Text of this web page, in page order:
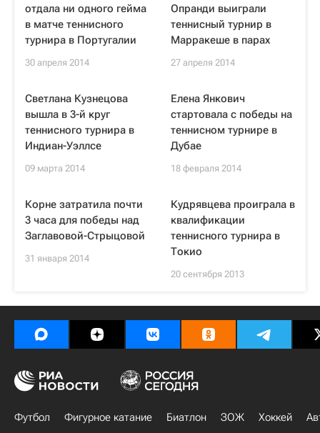
отдала ни одного гейма
в матче теннисного
турнира в Португалии
30 апреля 2014
Опранди выиграли
теннисный турнир в
Марракеше в парах
27 апреля 2014
Светлана Кузнецова
вышла в 3-й круг
теннисного турнира в
Индиан-Уэллсе
09 марта 2014
Елена Янкович
стартовала с победы на
теннисном турнире в
Дубае
18 февраля 2014
Корне затратила почти
3 часа для победы над
Заглавовой-Стрыцовой
31 января 2014
Кудрявцева проиграла в
квалификации
теннисного турнира в
Токио
20 сентября 2013
Футбол Фигурное катание Биатлон ЗОЖ Хоккей